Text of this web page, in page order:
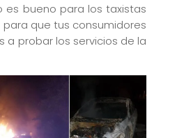
es bueno para los taxistas
que tus consumidores
a probar los servicios de la